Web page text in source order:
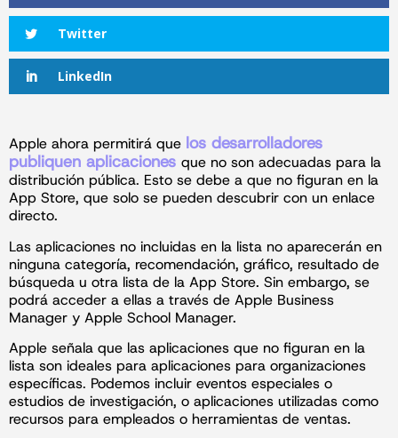
Twitter
LinkedIn
Apple ahora permitirá que los desarrolladores
publiquen aplicaciones que no son adecuadas para la
distribución pública. Esto se debe a que no figuran en la
App Store, que solo se pueden descubrir con un enlace
directo.
Las aplicaciones no incluidas en la lista no aparecerán en
ninguna categoría, recomendación, gráfico, resultado de
búsqueda u otra lista de la App Store. Sin embargo, se
podrá acceder a ellas a través de Apple Business
Manager y Apple School Manager.
Apple señala que las aplicaciones que no figuran en la
lista son ideales para aplicaciones para organizaciones
específicas. Podemos incluir eventos especiales o
estudios de investigación, o aplicaciones utilizadas como
recursos para empleados o herramientas de ventas.